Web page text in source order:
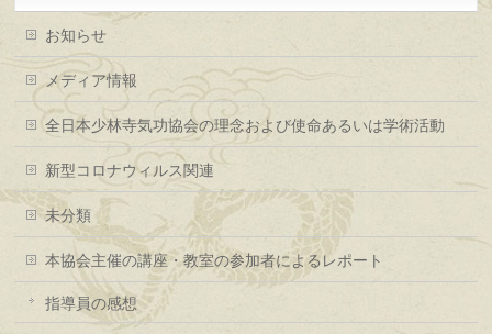
お知らせ
メディア情報
全日本少林寺気功協会の理念および使命あるいは学術活動
新型コロナウィルス関連
未分類
本協会主催の講座・教室の参加者によるレポート
指導員の感想